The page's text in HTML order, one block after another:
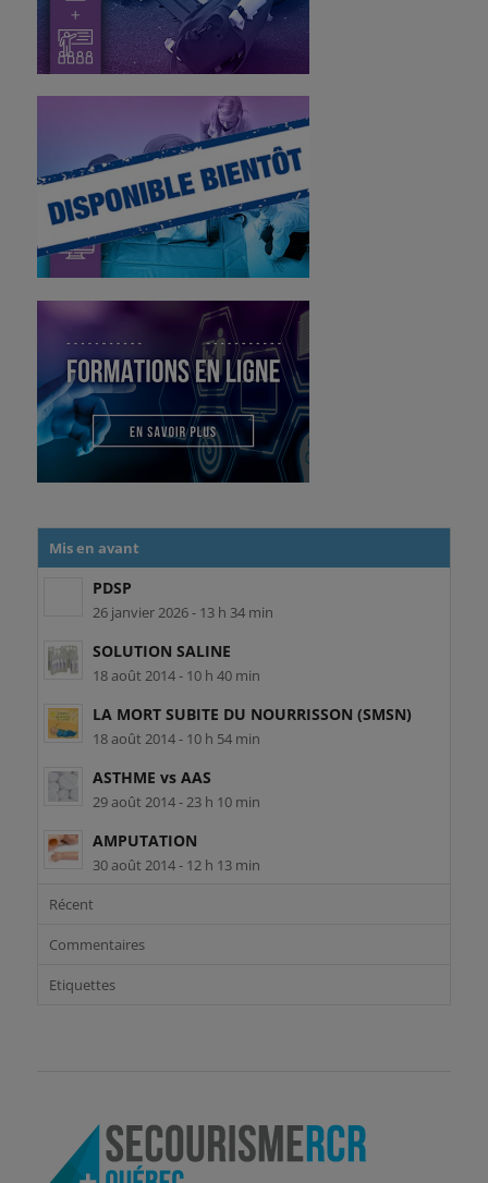
Mis en avant
PDSP
26 janvier 2026 - 13 h 34 min
SOLUTION SALINE
18 août 2014 - 10 h 40 min
LA MORT SUBITE DU NOURRISSON (SMSN)
18 août 2014 - 10 h 54 min
ASTHME vs AAS
29 août 2014 - 23 h 10 min
AMPUTATION
30 août 2014 - 12 h 13 min
Récent
Commentaires
Etiquettes